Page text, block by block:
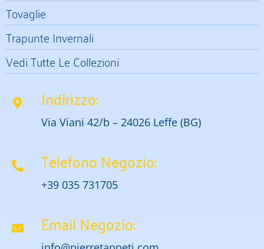
Tovaglie
Trapunte Invernali
Vedi Tutte Le Collezioni
Indirizzo:
Via Viani 42/b – 24026 Leffe (BG)
Telefono Negozio:
+39 035 731705
Email Negozio: